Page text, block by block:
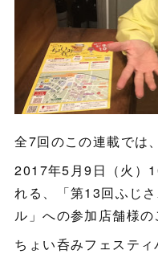
全7回のこの連載では、
2017年5月9日（火）
れる、「第13回ふじ
ル」への参加店舗様の
ちょい呑みフェスティ